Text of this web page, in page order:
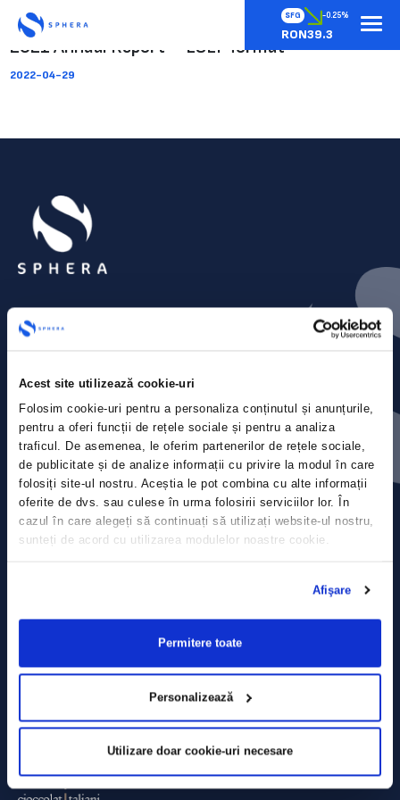
Acest site utilizează cookie-uri
Folosim cookie-uri pentru a personaliza conținutul și anunțurile,
pentru a oferi funcții de rețele sociale și pentru a analiza
traficul. De asemenea, le oferim partenerilor de rețele sociale,
de publicitate și de analize informații cu privire la modul în care
folosiți site-ul nostru. Aceștia le pot combina cu alte informații
oferite de dvs. sau culese în urma folosirii serviciilor lor. În
cazul în care alegeți să continuați să utilizați website-ul nostru,
sunteți de acord cu utilizarea modulelor noastre cookie.
Afişare
Permitere toate
Personalizează
Utilizare doar cookie-uri necesare
SFG -0.25%
RON39.3
2021 Annual Report – ESEF format
2022-04-29
Press releases
Privacy Policy
Contact
Data Processing policy